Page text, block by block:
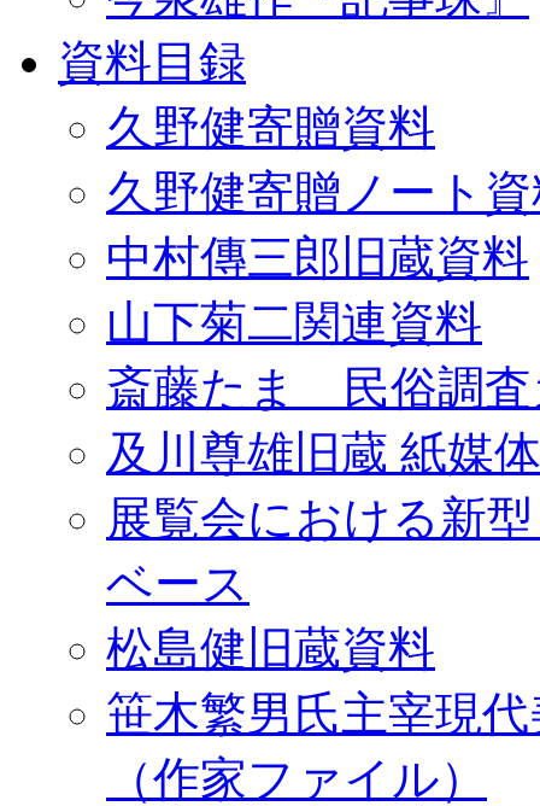
資料目録
久野健寄贈資料
久野健寄贈ノート
中村傳三郎旧蔵資料
山下菊二関連資料
斎藤たま 民俗調査
及川尊雄旧蔵 紙媒
展覧会における新
ベース
松島健旧蔵資料
笹木繁男氏主宰現
（作家ファイル）